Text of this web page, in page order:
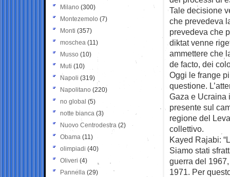
Tale decisione
che prevedeva
prevedeva che
diktat venne
ammettere che
de facto, dei
Oggi le frange
questione.
Gaza e Ucraina
presente sul
regione del
collettivo.
Kayed Rajabi:
Siamo stati
guerra del
1971. Per
Milano (300)
Montezemolo (7)
Monti (357)
moschea (11)
Musso (10)
Muti (10)
Napoli (319)
Napolitano (220)
no global (5)
notte bianca (3)
Nuovo Centrodestra (2)
Obama (11)
olimpiadi (40)
Oliveri (4)
Pannella (29)